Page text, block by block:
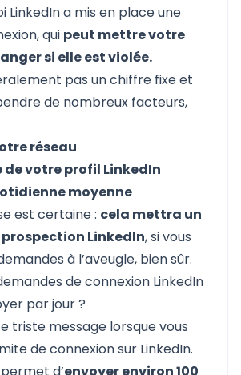
LinkedIn a mis en place une
qui peut mettre votre
si elle est violée.
pas un chiffre fixe et
de nombreux facteurs,
réseau
votre profil LinkedIn
moyenne
est certaine : cela mettra un
prospection LinkedIn, si vous
à l’aveugle, bien sûr.
de connexion LinkedIn
par jour ?
triste message lorsque vous
de connexion sur LinkedIn.